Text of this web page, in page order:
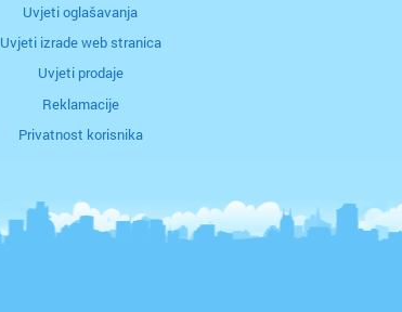
Uvjeti oglašavanja
Uvjeti izrade web stranica
Uvjeti prodaje
Reklamacije
Privatnost korisnika